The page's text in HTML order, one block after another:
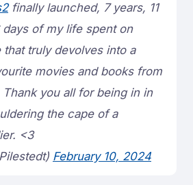
finally launched, 7 years, 11
of my life spent on
that truly devolves into a
movies and books from
you all for being in in
the cape of a
<3
February 10, 2024